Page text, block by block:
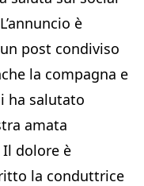
è
post condiviso
la compagna e
ha salutato
amata
Il dolore è
la conduttrice